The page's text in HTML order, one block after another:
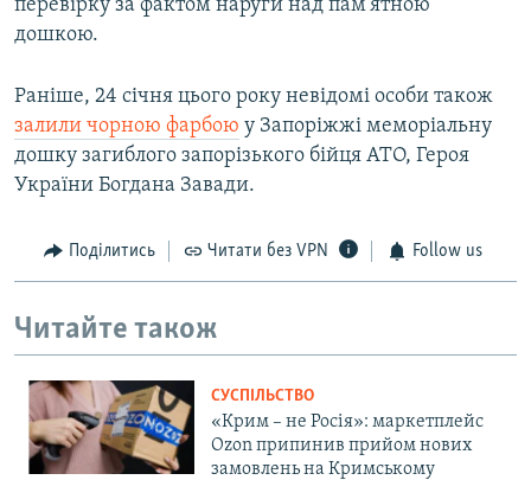
перевірку за фактом наруги над пам’ятною
дошкою.
Раніше, 24 січня цього року невідомі особи також
залили чорною фарбою у Запоріжжі меморіальну
дошку загиблого запорізького бійця АТО, Героя
України Богдана Завади.
Поділитись Читати без VPN Follow us
Читайте також
СУСПІЛЬСТВО
«Крим – не Росія»: маркетплейс
Ozon припинив прийом нових
замовлень на Кримському